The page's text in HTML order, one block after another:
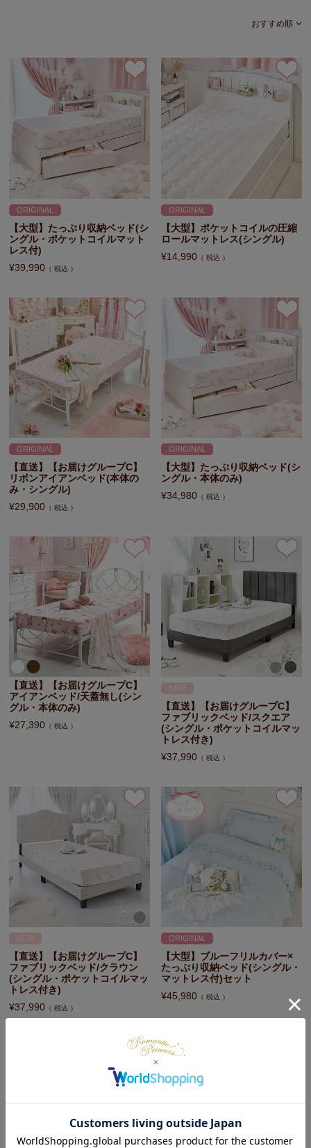
おすすめ順
ORIGINAL
【大型】たっぷり収納ベッド(シ
ングル・ポケットコイルマット
レス付)
¥39,990 税込
ORIGINAL
【大型】ポケットコイルの圧縮
ロールマットレス(シングル)
¥14,990 税込
ORIGINAL
【直送】【お届けグループC】
リボンアイアンベッド(本体の
み・シングル)
¥29,900 税込
ORIGINAL
【大型】たっぷり収納ベッド(シ
ングル・本体のみ)
¥34,980 税込
【直送】【お届けグループC】
アイアンベッド/天蓋無し(シン
グル・本体のみ)
¥27,390 税込
NEW
【直送】【お届けグループC】
ファブリックベッド/スクエア
(シングル・ポケットコイルマッ
トレス付き)
¥37,990 税込
NEW
【直送】【お届けグループC】
ファブリックベッド/クラウン
(シングル・ポケットコイルマッ
トレス付き)
¥37,990 税込
ORIGINAL
【大型】ブルーフリルカバー×
たっぷり収納ベッド(シングル・
マットレス付)セット
¥45,980 税込